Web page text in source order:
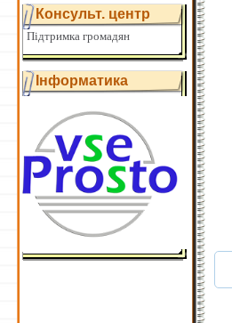
Консульт. центр
Підтримка громадян
Інформатика